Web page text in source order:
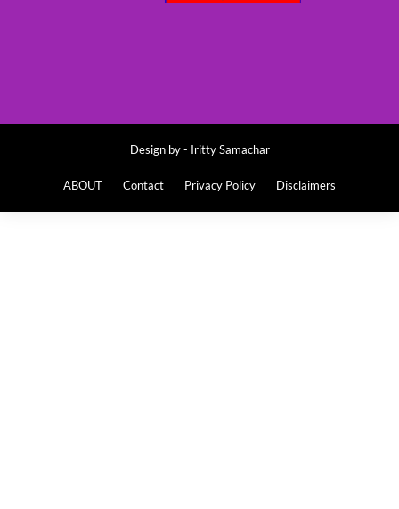
Design by - Iritty Samachar
ABOUT Contact Privacy Policy Disclaimers